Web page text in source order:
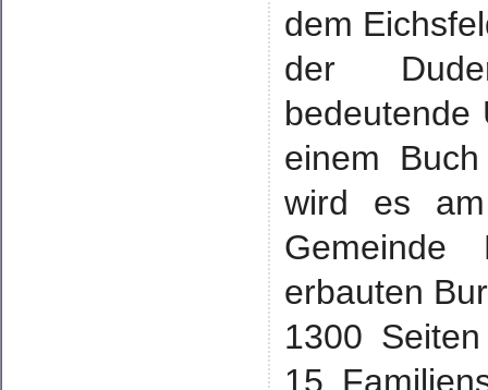
dem
der
bedeutende
einem
wird es
Gemeinde
erbauten
1300
15